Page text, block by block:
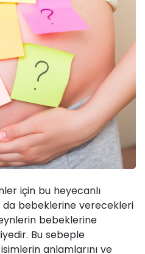
için bu heyecanlı
bebeklerine verecekleri
bebeklerine
Bu sebeple
anlamlarını ve